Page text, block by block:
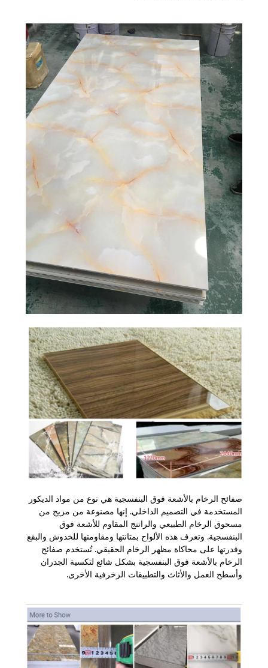
صفائح الرخام بالأشعة فوق البنفسجية هي نوع من مواد الديكور
المستخدمة في التصميم الداخلي. إنها مصنوعة من مزيج من
مسحوق الرخام الطبيعي والراتنج المقاوم للأشعة فوق
البنفسجية. وتعرف هذه الألواح بمتانتها ومقاومتها للخدوش والبقع
وقدرتها على محاكاة مظهر الرخام الحقيقي. تُستخدم صفائح
الرخام بالأشعة فوق البنفسجية بشكل شائع لتكسية الجدران
وأسطح العمل والأثاث والتطبيقات الزخرفية الأخرى.